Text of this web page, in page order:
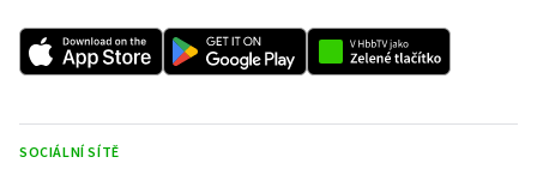
Veslování
Volejbal
SOCIÁLNÍ SÍTĚ